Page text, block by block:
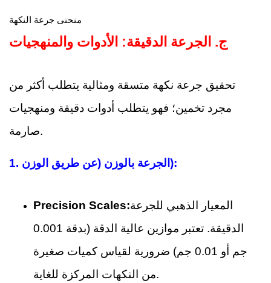
منحنى جرعة النكهة
ج. الجرعة الدقيقة: الأدوات والمنهجيات
تحقيق جرعة نكهة متسقة ومثالية يتطلب أكثر من
مجرد تخمين؛ فهو يتطلب أدوات دقيقة ومنهجيات
صارمة.
1. الجرعة بالوزن (عن طريق الوزن):
Precision Scales:المعيار الذهبي للجرعة
الدقيقة. تعتبر موازين عالية الدقة (بدقة 0.001
جم أو 0.01 جم) ضرورية لقياس كميات صغيرة
من النكهات المركزة للغاية.